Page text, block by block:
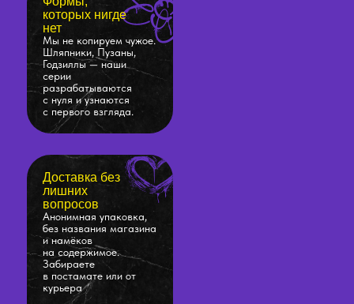
которых нигде
нет
Мы не копируем чужое.
Шляпники, Пузаны,
Годзиллы — наши
серии
разрабатываются
с нуля и узнаются
с первого взгляда.
Доставка без
лишних
вопросов
Анонимная упаковка,
без названия магазина
и намёков
на содержимое.
Забираете
в постамате или от
курьера